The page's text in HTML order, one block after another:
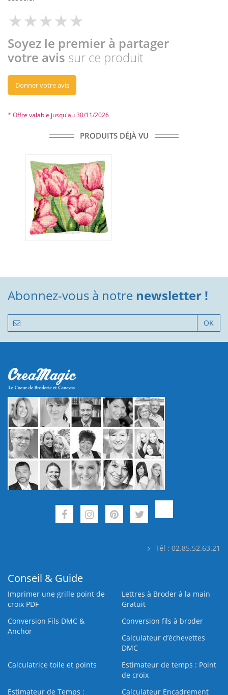
Soyez le premier à partager
votre avis sur ce produit
Donner votre avis
* Offre valable jusqu'au 30/11/2026
PRODUITS DÉJÀ VU
Abonnez-vous à notre newsletter !
OK
Tél : 02.85.52.63.21
Conseil & Guide
Imprimer une grille point de
croix PDF
Lettres à Broder à la main
Gratuit
Conversion Fils DMC &
Anchor
Conversion fils à broder
Calculateur d’échevettes
DMC
Calculatrice toile et points
Estimateur de temps : Point
de croix
Estimateur de Temps :
Calculateur Encadrement